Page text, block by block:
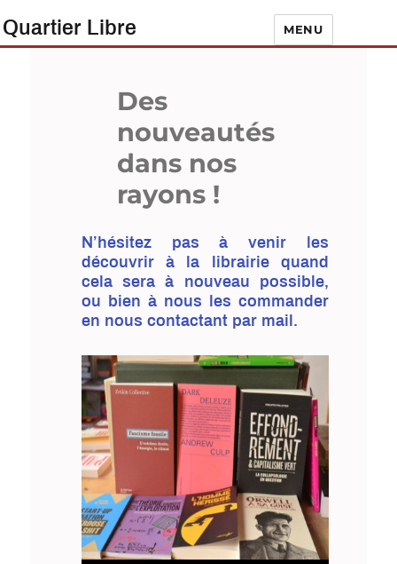
Quartier Libre MENU
Des
nouveautés
dans nos
rayons !
N’hésitez pas à venir les
découvrir à la librairie quand
cela sera à nouveau possible,
ou bien à nous les commander
en nous contactant par mail.